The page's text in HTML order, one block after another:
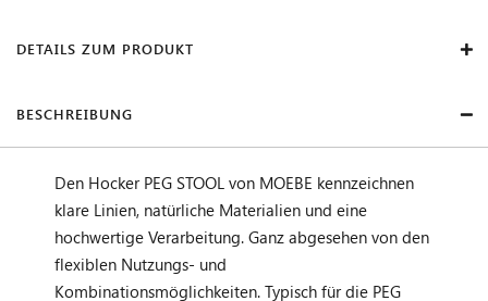
DETAILS ZUM PRODUKT
BESCHREIBUNG
Den Hocker PEG STOOL von MOEBE kennzeichnen
klare Linien, natürliche Materialien und eine
hochwertige Verarbeitung. Ganz abgesehen von den
flexiblen Nutzungs- und
Kombinationsmöglichkeiten. Typisch für die PEG